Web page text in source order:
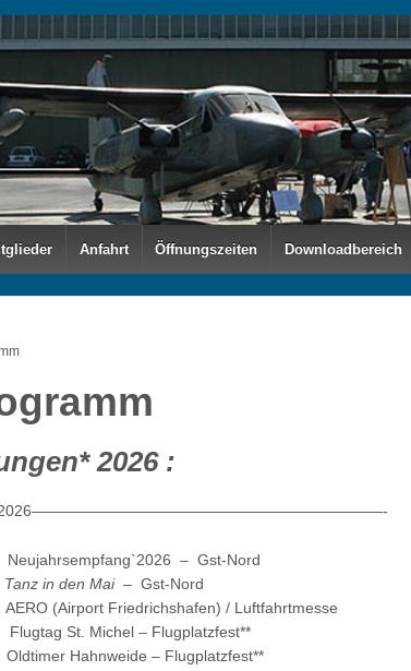
Anfahrt Öffnungszeiten Downloadbereich
2026 :
2026———————————————————————-
– Gst-Nord
Tanz in den Mai – Gst-Nord
AERO (Airport Friedrichshafen) / Luftfahrtmesse
St. Michel – Flugplatzfest**
Oldtimer Hahnweide – Flugplatzfest**